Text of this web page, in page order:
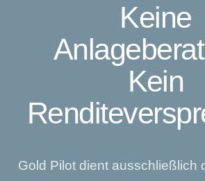
Keine
Kein
Gold Pilot dient ausschließlich